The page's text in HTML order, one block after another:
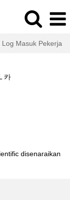
Log Masuk Pekerja
카
disenaraikan